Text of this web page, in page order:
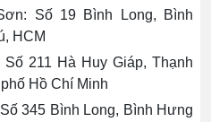
Số 19 Bình Long, Bình
HCM
211 Hà Huy Giáp, Thạnh
Hồ Chí Minh
345 Bình Long, Bình Hưng